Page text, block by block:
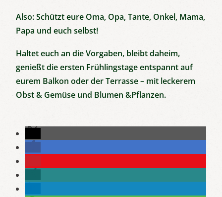
Also: Schützt eure Oma, Opa, Tante, Onkel, Mama,
Papa und euch selbst!
Haltet euch an die Vorgaben, bleibt daheim,
genießt die ersten Frühlingstage entspannt auf
eurem Balkon oder der Terrasse – mit leckerem
Obst & Gemüse und Blumen &Pflanzen.